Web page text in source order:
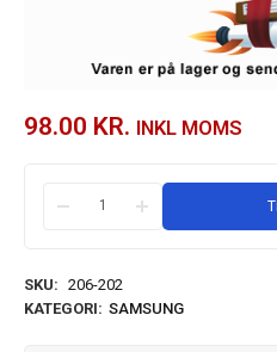
98.00 KR. INKL MOMS
SKU: 206-202
KATEGORI: SAMSUNG